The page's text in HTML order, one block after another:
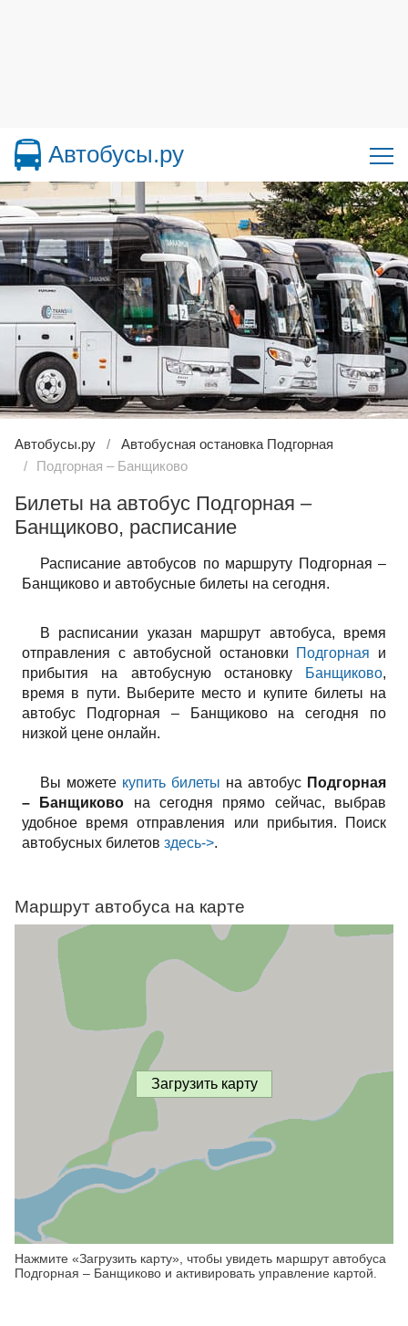
Автобусы.ру
Автобусы.ру
Автобусная остановка Подгорная
Подгорная – Банщиково
Билеты на автобус Подгорная –
Банщиково, расписание
Расписание автобусов по маршруту Подгорная –
Банщиково и автобусные билеты на сегодня.
В расписании указан маршрут автобуса, время
отправления с автобусной остановки Подгорная и
прибытия на автобусную остановку
Банщиково,
время в пути. Выберите место и купите билеты на
автобус Подгорная – Банщиково на сегодня по
низкой цене онлайн.
Вы можете купить билеты на автобус Подгорная
– Банщиково на сегодня прямо сейчас, выбрав
удобное время отправления или прибытия. Поиск
автобусных билетов здесь->.
Маршрут автобуса на карте
Загрузить карту
Нажмите «Загрузить карту», чтобы увидеть маршрут автобуса
Подгорная – Банщиково и активировать управление картой.